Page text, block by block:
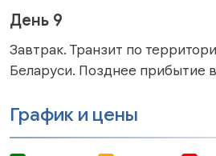
День 9
Завтрак. Транзит по
Беларуси. Позднее прибытие
График и цены